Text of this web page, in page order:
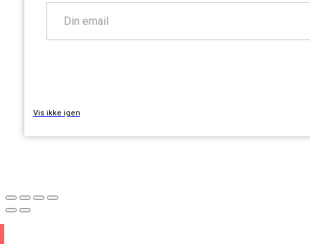
Vis ikke igen